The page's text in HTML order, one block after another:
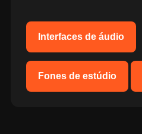
Interfaces de áudio
Fones de estúdio